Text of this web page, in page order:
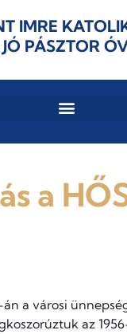
IMRE
JÓ PÁSZTOR
a
a városi
az